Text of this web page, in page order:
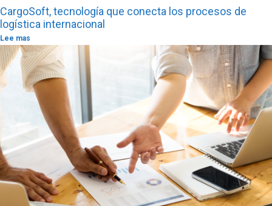
CargoSoft, tecnología que conecta los procesos de
logística internacional
Lee mas